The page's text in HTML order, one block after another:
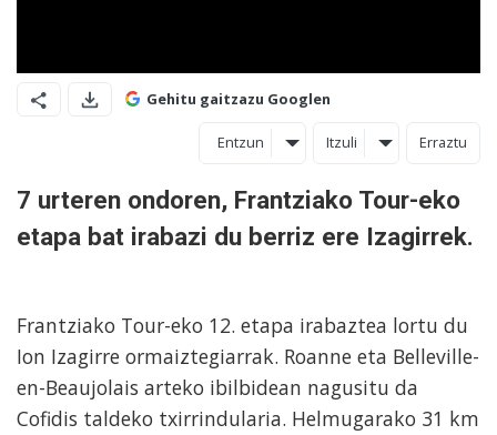
Gehitu gaitzazu Googlen
Entzun Itzuli Erraztu
7 urteren ondoren, Frantziako Tour-eko
etapa bat irabazi du berriz ere Izagirrek.
Frantziako Tour-eko 12. etapa irabaztea lortu du
Ion Izagirre ormaiztegiarrak. Roanne eta Belleville-
en-Beaujolais arteko ibilbidean nagusitu da
Cofidis taldeko txirrindularia. Helmugarako 31 km